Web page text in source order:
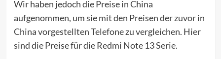
Wir haben jedoch die Preise in China
aufgenommen, um sie mit den Preisen der zuvor in
China vorgestellten Telefone zu vergleichen. Hier
sind die Preise für die Redmi Note 13 Serie.